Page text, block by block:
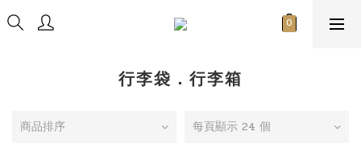
行李袋．行李箱
商品排序 每頁顯示 24 個